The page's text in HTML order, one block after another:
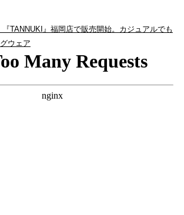
TANNUKI』福岡店で販売開始。カジュアルでも
ウェア